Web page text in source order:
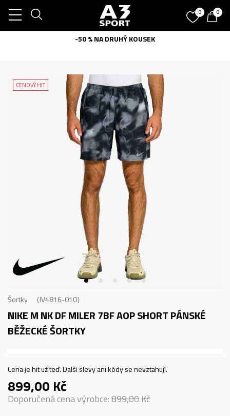
0 0
-50 % NA DRUHÝ KOUSEK
CENOVÝ HIT
Šortky IV4816-010
NIKE M NK DF MILER 7BF AOP SHORTPÁNSKÉ
BĚŽECKÉ ŠORTKY
Cena je hit už teď. Další slevy ani kódy se nevztahují.
899,00 Kč
Doporučená cena výrobce:899,00Kč